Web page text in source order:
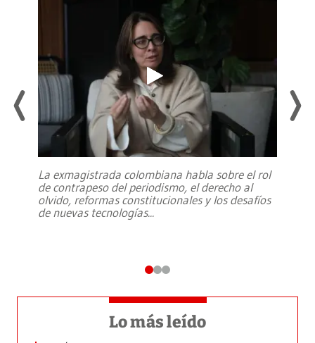
La exmagistrada colombiana habla sobre el rol
de contrapeso del periodismo, el derecho al
olvido, reformas constitucionales y los desafíos
de nuevas tecnologías...
Lo más leído